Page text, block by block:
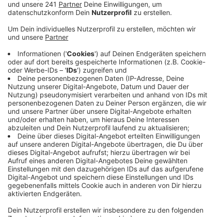
Veröffentlicht:Montag, 25.05.2020 06:39
Anzeige
Auch ein Zelt, das in dem Wald errichtet war, stand in
Flammen und drohte auf umliegende Bäume
überzugreifen. Ebenso wie Unterholz auf einer Fläche
von etwa 10 Quadratmetern an der Friedlandstraße.
Um 23 Uhr waren die Löscharbeiten beendet – auch
ein Polizeihubschrauber war im Einsatz, um mögliche
Glutnester auszukundschaften. Verletzt wurde bei
dem Einsatz niemand.
Auch in der Nacht zu Sonntag mussten Polizei und
Feuerwehr ausrücken - an der Marie-Curie-Straße am
Finanzamt in Manfort hat gegen 1 Uhr ein Auto
Scheiben eingeschlagen. Für beide Taten sucht die